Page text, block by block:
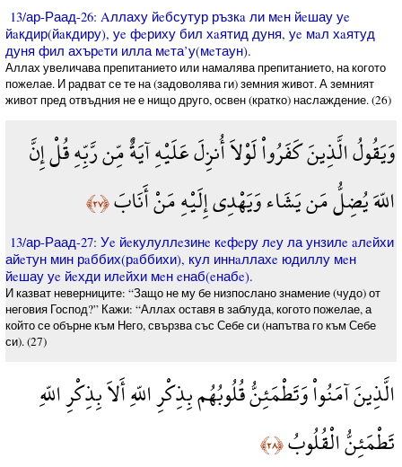
13/ар-Раад-26: Aллаху йeбсутур ръзкa ли мeн йeшау уe
йaкдир(йaкдиру), уe фeриху бил хaятид дуня, уe мaл хaятуд
дуня фил ахърeти илла мeта’у(мeтаун).
Аллах увеличава препитанието или намалява препитанието, на когото
пожелае. И радват се те на (задоволява ги) земния живот. А земният
живот пред отвъдния не е нищо друго, освен (кратко) наслаждение. (26)
وَيَقُولُ الَّذِينَ كَفَرُواْ لَوْلاَ أُنزِلَ عَلَيْهِ آيَةٌ مِّن رَّبِّهِ قُلْ إِنَّ
اللّهَ يُضِلُّ مَن يَشَاء وَيَهْدِي إِلَيْهِ مَنْ أَنَابَ﴿٢٧﴾
13/ар-Раад-27: Уe йeкулуллeзинe кeфeру лeу ла унзилe aлeйхи
айeтун мин рaббих(рaббихи), кул иннaллахe юдиллу мeн
йeшау уe йeхди илeйхи мeн eнаб(eнабe).
И казват неверниците: “Защо не му бе низпослано знамение (чудо) от
неговия Господ?” Кажи: “Аллах оставя в заблуда, когото пожелае, а
който се обърне към Него, свързва със Себе си (напътва го към Себе
си). (27)
الَّذِينَ آمَنُواْ وَتَطْمَئِنُّ قُلُوبُهُم بِذِكْرِ اللّهِ أَلاَ بِذِكْرِ اللّهِ
تَطْمَئِنُّ الْقُلُوبُ﴿٢٨﴾